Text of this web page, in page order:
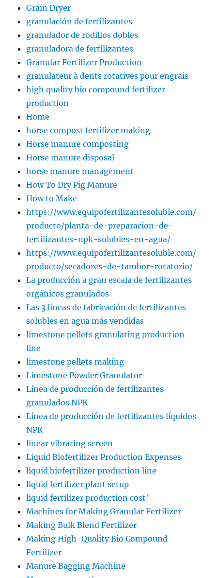
Grain Dryer
granulación de fertilizantes
granulador de rodillos dobles
granuladora de fertilizantes
Granular Fertilizer Production
granulateur à dents rotatives pour engrais
high quality bio compound fertilizer
production
Home
horse compost fertilizer making
Horse manure composting
Horse manure disposal
horse manure management
How To Dry Pig Manure
How to Make
https://www.equipofertilizantesoluble.com/
producto/planta-de-preparacion-de-
fertilizantes-npk-solubles-en-agua/
https://www.equipofertilizantesoluble.com/
producto/secadores-de-tambor-rotatorio/
La producción a gran escala de fertilizantes
orgánicos granulados
Las 3 líneas de fabricación de fertilizantes
solubles en agua más vendidas
limestone pellets granulating production
line
limestone pellets making
Limestone Powder Granulator
Línea de producción de fertilizantes
granulados NPK
Línea de producción de fertilizantes líquidos
NPK
linear vibrating screen
Liquid Biofertilizer Production Expenses
liquid biofertilizer production line
liquid fertilizer plant setup
liquid fertilizer production cost'
Machines for Making Granular Fertilizer
Making Bulk Blend Fertilizer
Making High-Quality Bio Compound
Fertilizer
Manure Bagging Machine